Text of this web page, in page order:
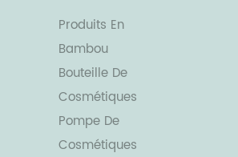
Produits En
Bambou
Bouteille De
Cosmétiques
Pompe De
Cosmétiques